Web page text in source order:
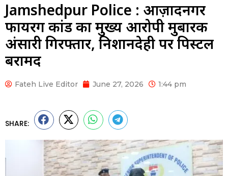
Jamshedpur Police : आज़ादनगर
फायरिंग कांड का मुख्य आरोपी मुबारक
अंसारी गिरफ्तार, निशानदेही पर पिस्टल
बरामद
Fateh Live Editor June 27, 2026 1:44 pm
SHARE: